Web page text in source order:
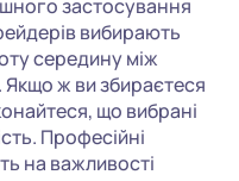
застосування
вибирають
середину між
Якщо ж ви збираєтеся
що вибрані
Професійні
на важливості